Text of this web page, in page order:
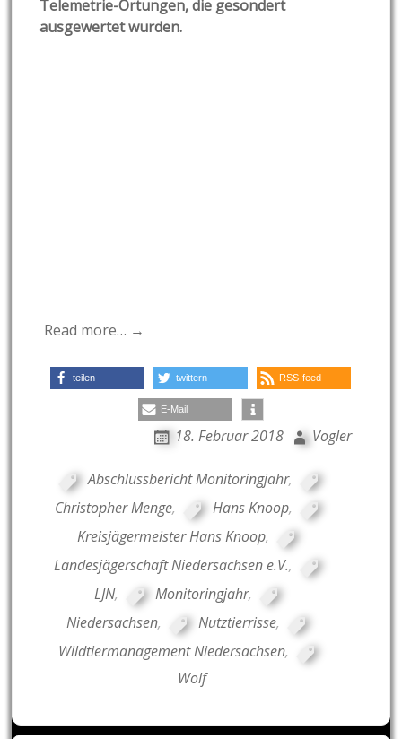
Telemetrie-Ortungen, die gesondert
ausgewertet wurden.
Read more… →
teilen twittern RSS-feed
E-Mail
18. Februar 2018 Vogler
Abschlussbericht Monitoringjahr,
Christopher Menge, Hans Knoop,
Kreisjägermeister Hans Knoop,
Landesjägerschaft Niedersachsen e.V.,
LJN, Monitoringjahr,
Niedersachsen, Nutztierrisse,
Wildtiermanagement Niedersachsen,
Wolf